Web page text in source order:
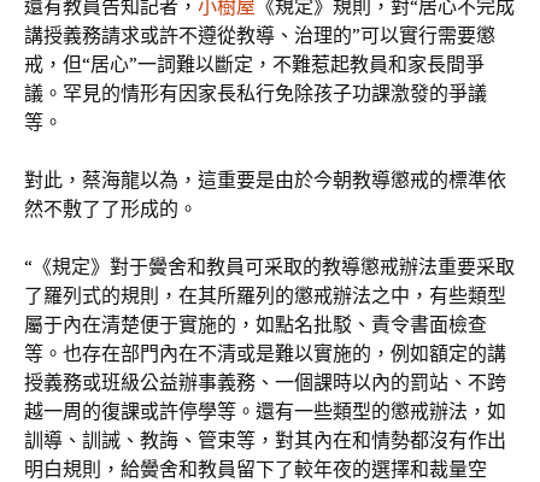
還有教員告知記者， 小樹屋 《規定》規則，對“居心不完成
講授義務請求或許不遵從教導、治理的”可以實行需要懲
戒，但“居心”一詞難以斷定，不難惹起教員和家長間爭
議。罕見的情形有因家長私行免除孩子功課激發的爭議
等。
對此，蔡海龍以為，這重要是由於今朝教導懲戒的標準依
然不敷了了形成的。
“《規定》對于黌舍和教員可采取的教導懲戒辦法重要采取
了羅列式的規則，在其所羅列的懲戒辦法之中，有些類型
屬于內在清楚便于實施的，如點名批駁、責令書面檢查
等。也存在部門內在不清或是難以實施的，例如額定的講
授義務或班級公益辦事義務、一個課時以內的罰站、不跨
越一周的復課或許停學等。還有一些類型的懲戒辦法，如
訓導、訓誡、教誨、管束等，對其內在和情勢都沒有作出
明白規則，給黌舍和教員留下了較年夜的選擇和裁量空